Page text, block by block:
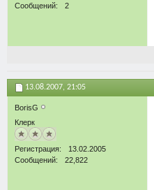
Сообщений
2
13.08.2007, 21:05
BorisG
Клерк
Регистрация
13.02.2005
Сообщений
22,822